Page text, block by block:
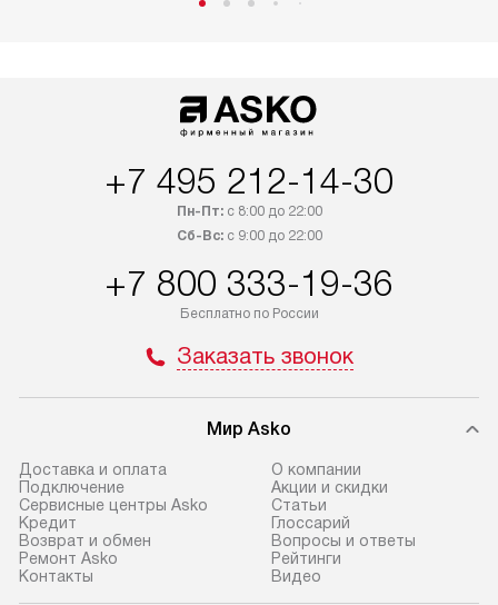
+7 495 212-14-30
Пн-Пт:с 8:00 до 22:00
Сб-Вс:с 9:00 до 22:00
+7 800 333-19-36
Бесплатно по России
Заказать звонок
Мир Asko
Доставка и оплата
Подключение
Сервисные центры Asko
Кредит
Возврат и обмен
Ремонт Asko
Контакты
О компании
Акции и скидки
Статьи
Глоссарий
Вопросы и ответы
Рейтинги
Видео